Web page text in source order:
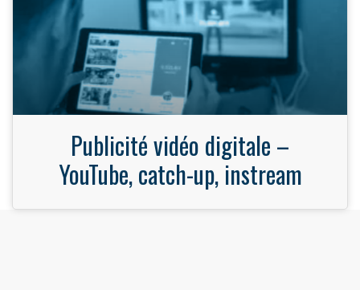
Publicité vidéo digitale –
YouTube, catch-up, instream